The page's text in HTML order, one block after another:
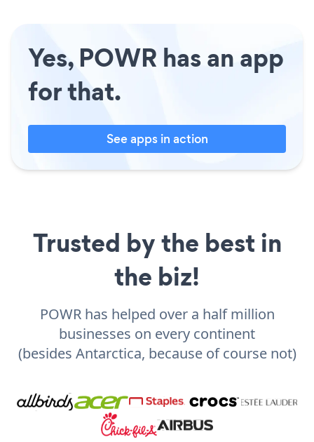
Yes, POWR has an app
for that.
See apps in action
Trusted by the best in
the biz!
POWR has helped over a half million
businesses on every continent
(besides Antarctica, because of course not)